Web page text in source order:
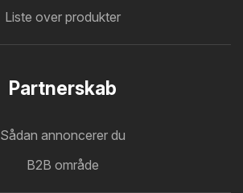
Liste over produkter
Partnerskab
Sådan annoncerer du
B2B område